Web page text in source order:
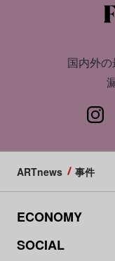
国内外
ARTnews 事件
ECONOMY
SOCIAL